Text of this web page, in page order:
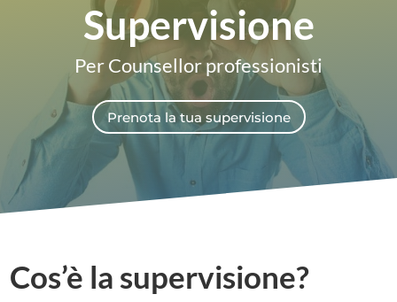
Supervisione
Per Counsellor professionisti
Prenota la tua supervisione
Cos’è la supervisione?